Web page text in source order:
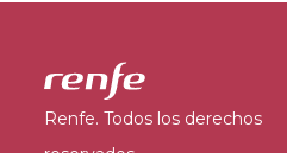
Renfe. Todos los derechos